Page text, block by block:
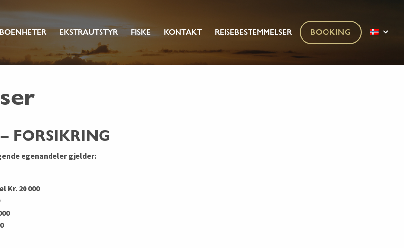
EKSTRAUTSTYR FISKE KONTAKT REISEBESTEMMELSER BOOKING
FORSIKRING
egenandeler gjelder:
Kr. 20 000